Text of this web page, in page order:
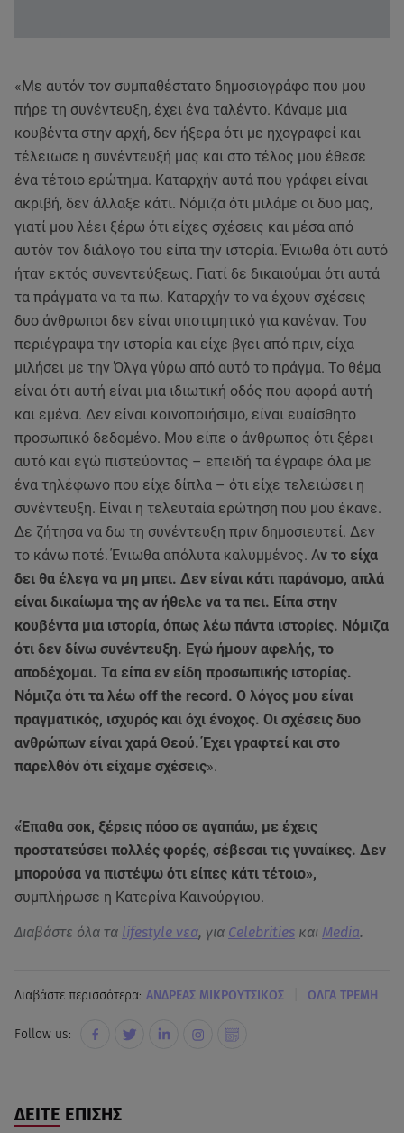
«Με αυτόν τον συμπαθέστατο δημοσιογράφο που μου
πήρε τη συνέντευξη, έχει ένα ταλέντο. Κάναμε μια
κουβέντα στην αρχή, δεν ήξερα ότι με ηχογραφεί και
τέλειωσε η συνέντευξή μας και στο τέλος μου έθεσε
ένα τέτοιο ερώτημα. Καταρχήν αυτά που γράφει είναι
ακριβή, δεν άλλαξε κάτι. Νόμιζα ότι μιλάμε οι δυο μας,
γιατί μου λέει ξέρω ότι είχες σχέσεις και μέσα από
αυτόν τον διάλογο του είπα την ιστορία. Ένιωθα ότι αυτό
ήταν εκτός συνεντεύξεως. Γιατί δε δικαιούμαι ότι αυτά
τα πράγματα να τα πω. Καταρχήν το να έχουν σχέσεις
δυο άνθρωποι δεν είναι υποτιμητικό για κανέναν. Του
περιέγραψα την ιστορία και είχε βγει από πριν, είχα
μιλήσει με την Όλγα γύρω από αυτό το πράγμα. Το θέμα
είναι ότι αυτή είναι μια ιδιωτική οδός που αφορά αυτή
και εμένα. Δεν είναι κοινοποιήσιμο, είναι ευαίσθητο
προσωπικό δεδομένο. Μου είπε ο άνθρωπος ότι ξέρει
αυτό και εγώ πιστεύοντας – επειδή τα έγραφε όλα με
ένα τηλέφωνο που είχε δίπλα – ότι είχε τελειώσει η
συνέντευξη. Είναι η τελευταία ερώτηση που μου έκανε.
Δε ζήτησα να δω τη συνέντευξη πριν δημοσιευτεί. Δεν
το κάνω ποτέ. Ένιωθα απόλυτα καλυμμένος. Αν το είχα
δει θα έλεγα να μη μπει. Δεν είναι κάτι παράνομο, απλά
είναι δικαίωμα της αν ήθελε να τα πει. Είπα στην
κουβέντα μια ιστορία, όπως λέω πάντα ιστορίες. Νόμιζα
ότι δεν δίνω συνέντευξη. Εγώ ήμουν αφελής, το
αποδέχομαι. Τα είπα εν είδη προσωπικής ιστορίας.
Νόμιζα ότι τα λέω off the record. Ο λόγος μου είναι
πραγματικός, ισχυρός και όχι ένοχος. Οι σχέσεις δυο
ανθρώπων είναι χαρά Θεού. Έχει γραφτεί και στο
παρελθόν ότι είχαμε σχέσεις».
«Έπαθα σοκ, ξέρεις πόσο σε αγαπάω, με έχεις
προστατεύσει πολλές φορές, σέβεσαι τις γυναίκες. Δεν
μπορούσα να πιστέψω ότι είπες κάτι τέτοιο»,
συμπλήρωσε η Κατερίνα Καινούργιου.
Διαβάστε όλα τα lifestyle νεα, για Celebrities και Media.
Διαβάστε περισσότερα: ΑΝΔΡΕΑΣ ΜΙΚΡΟΥΤΣΙΚΟΣ ΟΛΓΑ ΤΡΕΜΗ
Follow us:
ΔΕΙΤΕ ΕΠΙΣΗΣ